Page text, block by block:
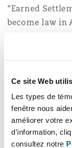
Ce site Web
Les types de
fenêtre nous
améliorer votre
d’information,
consultez notre
“Earned
become law in
for additional
citing them
the King’s
direction.
migration